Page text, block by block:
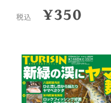
税込 ¥350